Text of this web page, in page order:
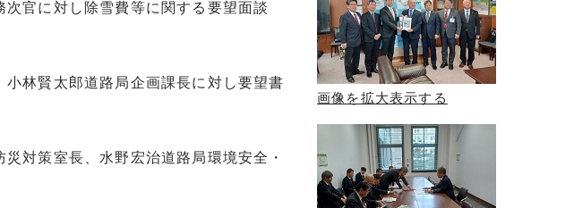
画像を拡大表示する
官に対し除雪費等に関する要望面談
林賢太郎道路局企画課長に対し要望書
対策室長、水野宏治道路局環境安全・